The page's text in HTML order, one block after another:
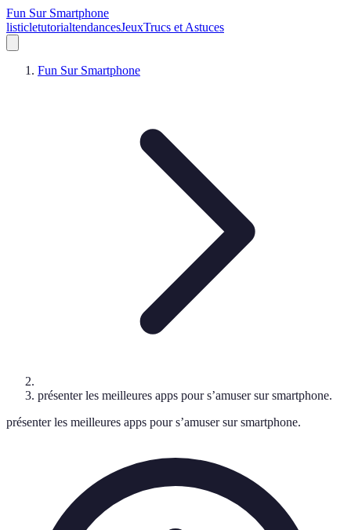
Fun Sur Smartphone
listicletutorialtendancesJeuxTrucs et Astuces
Fun Sur Smartphone
présenter les meilleures apps pour s’amuser sur smartphone.
présenter les meilleures apps pour s’amuser sur smartphone.